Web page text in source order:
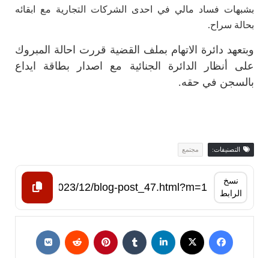
بشبهات فساد مالي في احدى الشركات التجارية مع ابقائه
بحالة سراح.
وبتعهد دائرة الاتهام بملف القضية قررت احالة المبروك
على أنظار الدائرة الجنائية مع اصدار بطاقة ايداع
بالسجن في حقه.
التصنيفات: مجتمع
نسخ
الرابط